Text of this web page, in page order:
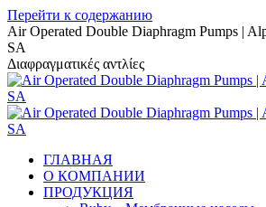
Перейти к содержанию
Air Operated Double Diaphragm Pumps |
SA
Διαφραγματικές αντλίες
ГЛАВНАЯ
О КОМПАНИИ
ПРОДУКЦИЯ